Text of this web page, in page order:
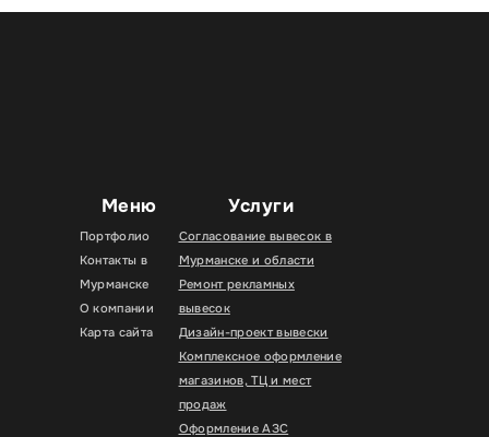
Меню
Портфолио
Контакты в
Мурманске
О компании
Карта сайта
Услуги
Согласование вывесок в
Мурманске и области
Ремонт рекламных
вывесок
Дизайн-проект вывески
Комплексное оформление
магазинов, ТЦ и мест
продаж
Оформление АЗС